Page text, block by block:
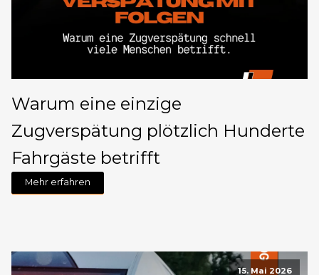
Warum eine einzige
Zugverspätung plötzlich Hunderte
Fahrgäste betrifft
Mehr erfahren
15. Mai 2026